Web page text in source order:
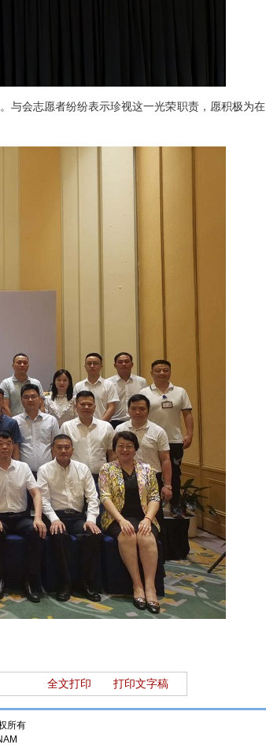
与会志愿者纷纷表示珍视这一光荣职责，愿积极为在
全文打印 打印文字稿
所有